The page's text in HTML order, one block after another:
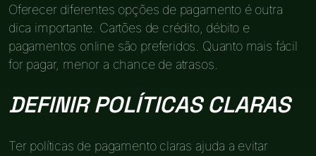
Oferecer diferentes opções de pagamento é outra
dica importante. Cartões de crédito, débito e
pagamentos online são preferidos. Quanto mais fácil
for pagar, menor a chance de atrasos.
DEFINIR POLÍTICAS CLARAS
Ter políticas de pagamento claras ajuda a evitar